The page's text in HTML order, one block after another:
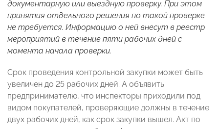
документарную или выездную проверку. При этом
принятия отдельного решения по такой проверке
не требуется. Информацию о ней внесут в реестр
мероприятий в течение пяти рабочих дней с
момента начала проверки.
Срок проведения контрольной закупки может быть
увеличен до 25 рабочих дней. А объявить
предпринимателю, что инспекторы приходили под
видом покупателей, проверяющие должны в течение
двух рабочих дней, как срок закупки вышел. Акт по